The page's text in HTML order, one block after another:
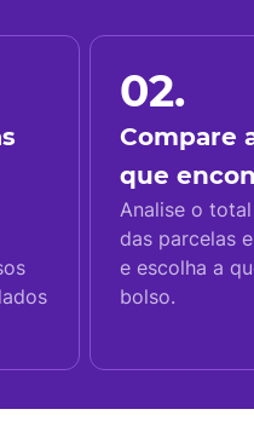
02.
Compare
que
Analise o
das parcelas
e escolha a
bolso.